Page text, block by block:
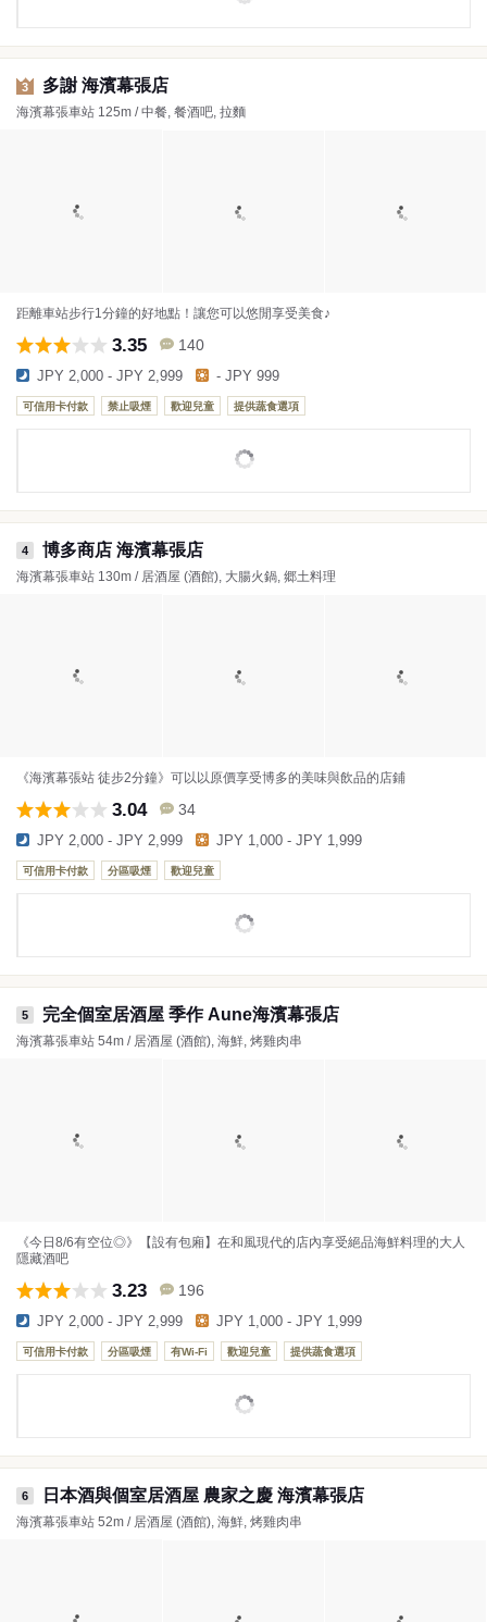
3 多謝 海濱幕張店
海濱幕張車站 125m / 中餐, 餐酒吧, 拉麵
距離車站步行1分鐘的好地點！讓您可以悠閒享受美食♪
3.35 140
JPY 2,000 - JPY 2,999 - JPY 999
可信用卡付款 禁止吸煙 歡迎兒童 提供蔬食選項
4 博多商店 海濱幕張店
海濱幕張車站 130m / 居酒屋 (酒館), 大腸火鍋, 郷土料理
《海濱幕張站 徒步2分鐘》可以以原價享受博多的美味與飲品的店鋪
3.04 34
JPY 2,000 - JPY 2,999 JPY 1,000 - JPY 1,999
可信用卡付款 分區吸煙 歡迎兒童
5 完全個室居酒屋 季作 Aune海濱幕張店
海濱幕張車站 54m / 居酒屋 (酒館), 海鮮, 烤雞肉串
《今日8/6有空位◎》【設有包廂】在和風現代的店內享受絕品海鮮料理的大人
隱藏酒吧
3.23 196
JPY 2,000 - JPY 2,999 JPY 1,000 - JPY 1,999
可信用卡付款 分區吸煙 有Wi-Fi 歡迎兒童 提供蔬食選項
6 日本酒與個室居酒屋 農家之慶 海濱幕張店
海濱幕張車站 52m / 居酒屋 (酒館), 海鮮, 烤雞肉串